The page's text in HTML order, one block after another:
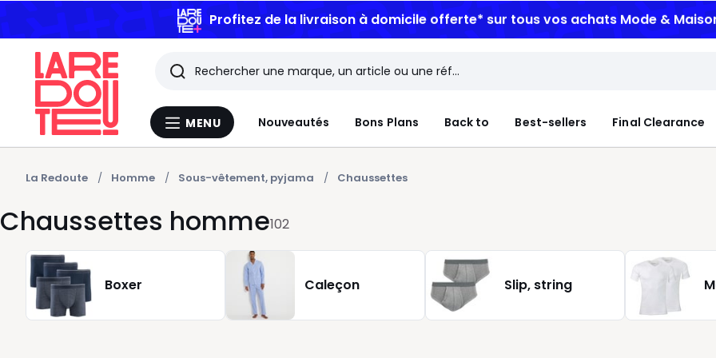
Profitez de la livraison à domicile offerte* sur tous vos achats Mode &
Menu
MENU Nouveautés Bons Plans Back to Best-sellers Final Clearance
Rechercher
Les
derniers
articles
consultés
La Redoute Homme Sous-vêtement, pyjama Chaussettes
Chaussettes homme102
Boxer Caleçon Slip, string